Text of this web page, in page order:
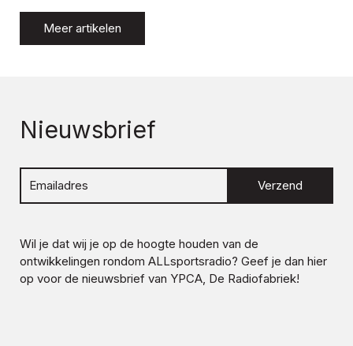
Meer artikelen
Nieuwsbrief
Verzend
Wil je dat wij je op de hoogte houden van de
ontwikkelingen rondom ALLsportsradio? Geef je dan hier
op voor de nieuwsbrief van YPCA, De Radiofabriek!